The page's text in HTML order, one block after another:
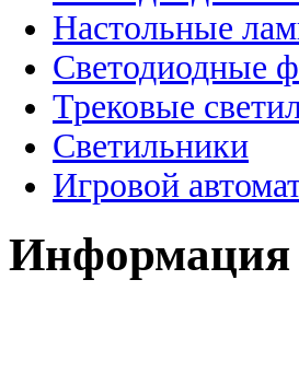
Настольные
Светодиодные
Трековые
Светильники
Игровой
Информация